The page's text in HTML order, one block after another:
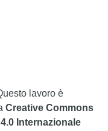
lavoro è
Creative Commons
Internazionale